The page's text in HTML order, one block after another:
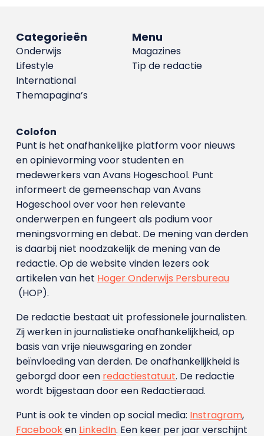
Menu
Magazines
Tip de redactie
Categorieën
Onderwijs
Lifestyle
International
Themapagina’s
Colofon
Punt is het onafhankelijke platform voor nieuws
en opinievorming voor studenten en
medewerkers van Avans Hoge­school. Punt
informeert de gemeenschap van Avans
Hogeschool over voor hen relevante
onderwerpen en fungeert als podium voor
meningsvorming en debat. De mening van derden
is daarbij niet noodzakelijk de mening van de
redactie. Op de website vinden lezers ook
artikelen van het Hoger Onderwijs Persbureau
(HOP).
De redactie bestaat uit professionele journalisten.
Zij werken in journalistieke onafhankelijkheid, op
basis van vrije nieuwsgaring en zonder
beïnvloeding van derden. De onafhankelijkheid is
geborgd door een redactiestatuut. De redactie
wordt bijgestaan door een Redactieraad.
Punt is ook te vinden op social media: Instragram,
Facebooken LinkedIn. Een keer per jaar verschijnt